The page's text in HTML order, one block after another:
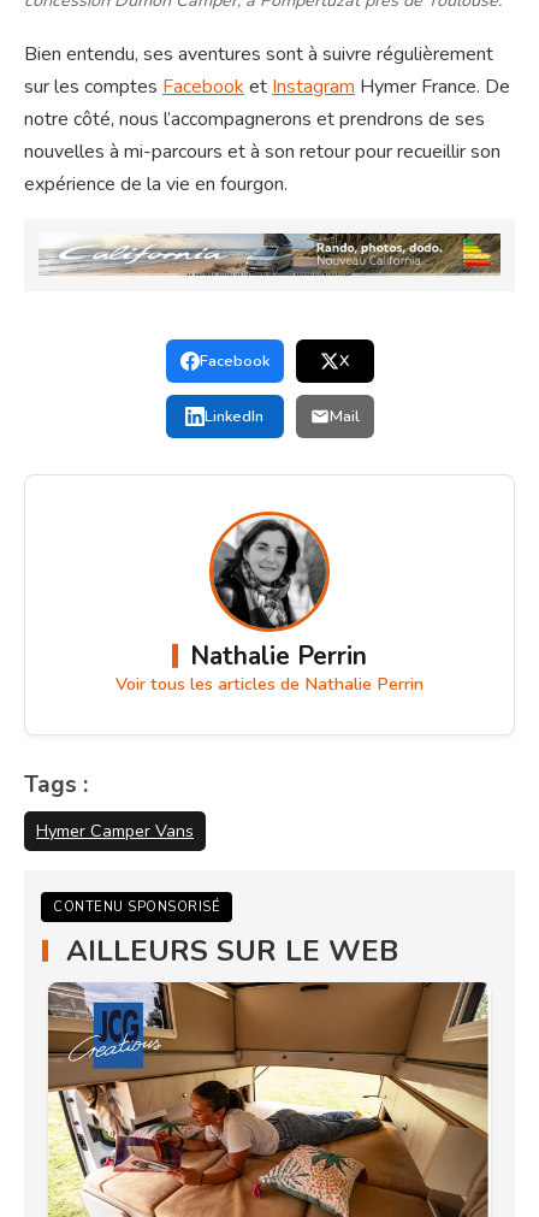
Bien entendu, ses aventures sont à suivre régulièrement
sur les comptes Facebook et Instagram Hymer France. De
notre côté, nous l’accompagnerons et prendrons de ses
nouvelles à mi-parcours et à son retour pour recueillir son
expérience de la vie en fourgon.
Facebook X
LinkedIn Mail
Nathalie Perrin
Voir tous les articles de Nathalie Perrin
Tags :
Hymer Camper Vans
CONTENU SPONSORISÉ
AILLEURS SUR LE WEB